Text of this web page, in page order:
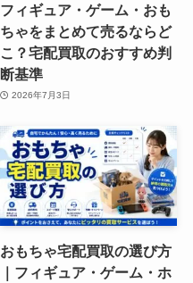
フィギュア・ゲーム・おも
ちゃをまとめて売るならど
こ？宅配買取のおすすめ判
断基準
2026年7月3日
おもちゃ宅配買取の選び方
｜フィギュア・ゲーム・ホ